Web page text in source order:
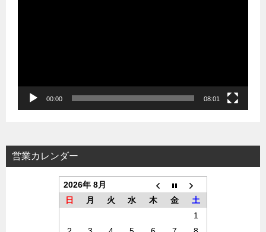
00:00 08:01
営業カレンダー
2026年 8月
日
月 火 水 木 金
土
1